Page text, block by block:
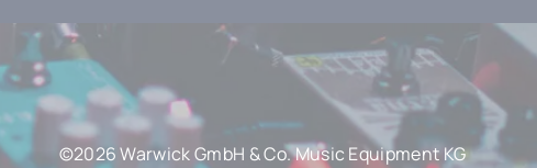
©2026 Warwick GmbH & Co. Music Equipment KG